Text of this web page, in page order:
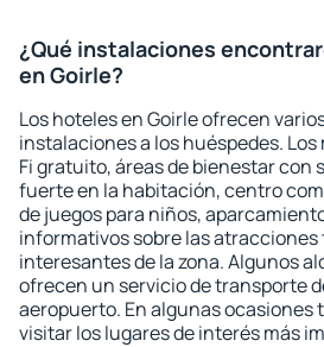
¿Qué instalaciones
en Goirle?
Los hoteles en Goirle ofrecen
instalaciones a los huéspedes.
Fi gratuito, áreas de bienestar con
fuerte en la habitación, centro
de juegos para niños,
informativos sobre las
interesantes de la zona. Algunos
ofrecen un servicio de transporte
aeropuerto. En algunas ocasiones
visitar los lugares de interés más